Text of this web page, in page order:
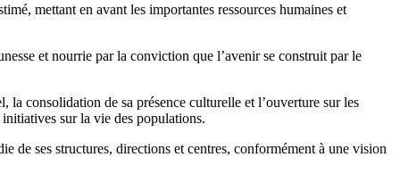
mettant en avant les importantes ressources humaines et
et nourrie par la conviction que l’avenir se construit par le
consolidation de sa présence culturelle et l’ouverture sur les
sur la vie des populations.
de ses structures, directions et centres, conformément à une vision